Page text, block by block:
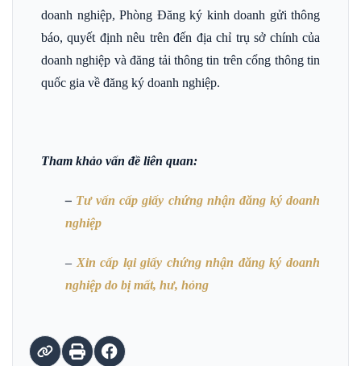
doanh nghiệp, Phòng Đăng ký kinh doanh gửi thông
báo, quyết định nêu trên đến địa chỉ trụ sở chính của
doanh nghiệp và đăng tải thông tin trên cổng thông tin
quốc gia về đăng ký doanh nghiệp.
Tham khảo vấn đề liên quan:
– Tư vấn cấp giấy chứng nhận đăng ký doanh
nghiệp
– Xin cấp lại giấy chứng nhận đăng ký doanh
nghiệp do bị mất, hư, hỏng